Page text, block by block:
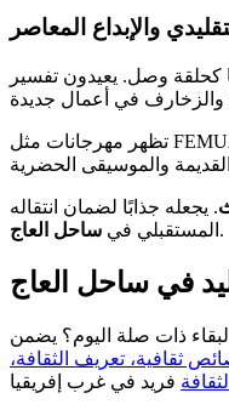
والإبداع المعاصر
كحلقة وصل. يعيدون تفسير
. يجعله جذابًا لضمان انتقاله
المستقبلي في ساحل العاج .
في ساحل العاج
ذات صلة اليوم؟ يضمن
ثقافية، تعريف الثقافة،